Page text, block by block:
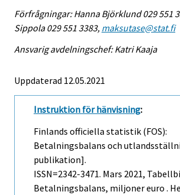
Förfrågningar: Hanna Björklund 029 551
Sippola 029 551 3383, maksutase@stat.fi
Ansvarig avdelningschef: Katri Kaaja
Uppdaterad 12.05.2021
Instruktion för hänvisning:
Finlands officiella statistik (FOS):
Betalningsbalans och
publikation].
ISSN=2342-3471. Mars 2021,
Betalningsbalans, miljoner euro .